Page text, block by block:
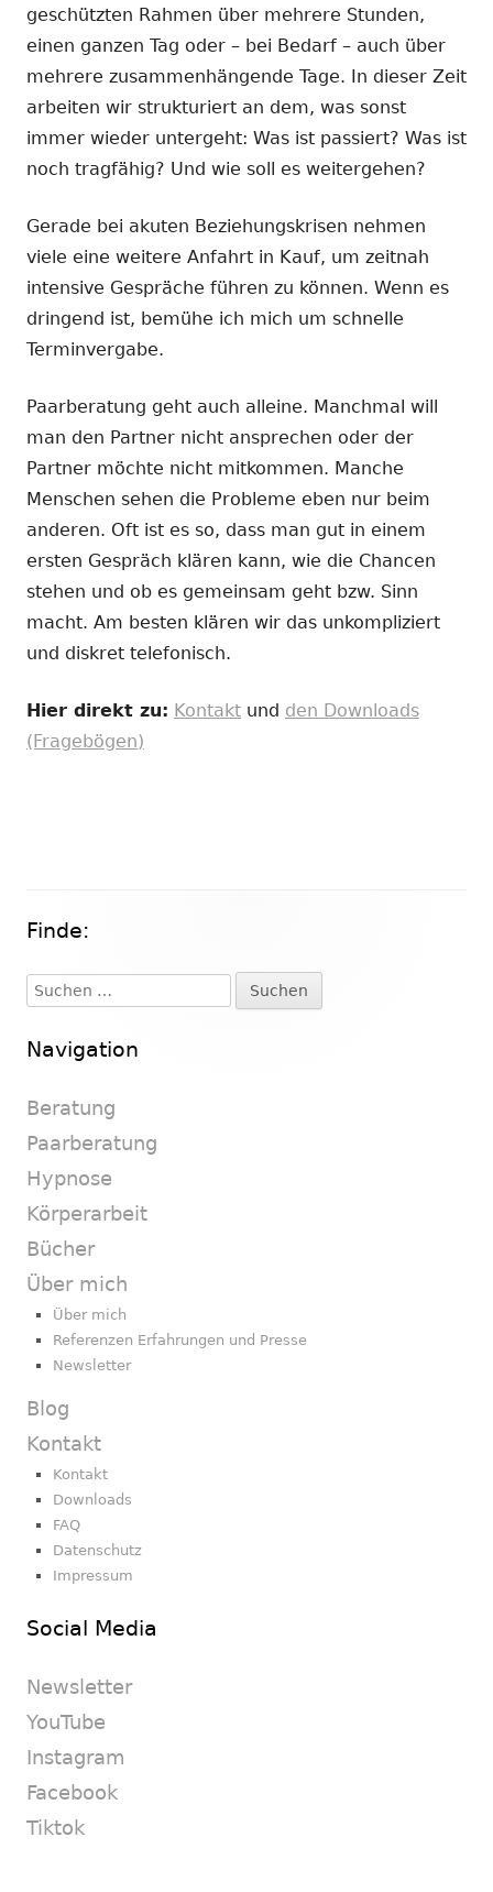
geschützten Rahmen über mehrere Stunden,
einen ganzen Tag oder – bei Bedarf – auch über
mehrere zusammenhängende Tage. In dieser Zeit
arbeiten wir strukturiert an dem, was sonst
immer wieder untergeht: Was ist passiert? Was ist
noch tragfähig? Und wie soll es weitergehen?
Gerade bei akuten Beziehungskrisen nehmen
viele eine weitere Anfahrt in Kauf, um zeitnah
intensive Gespräche führen zu können. Wenn es
dringend ist, bemühe ich mich um schnelle
Terminvergabe.
Paarberatung geht auch alleine. Manchmal will
man den Partner nicht ansprechen oder der
Partner möchte nicht mitkommen. Manche
Menschen sehen die Probleme eben nur beim
anderen. Oft ist es so, dass man gut in einem
ersten Gespräch klären kann, wie die Chancen
stehen und ob es gemeinsam geht bzw. Sinn
macht. Am besten klären wir das unkompliziert
und diskret telefonisch.
Hier direkt zu: Kontakt und den Downloads
(Fragebögen)
Haupt-
Seitenleiste
Finde:
Suchen
nach:
Navigation
Beratung
Paarberatung
Hypnose
Körperarbeit
Bücher
Über mich
Über mich
Referenzen Erfahrungen und Presse
Newsletter
Blog
Kontakt
Kontakt
Downloads
FAQ
Datenschutz
Impressum
Social Media
Newsletter
YouTube
Instagram
Facebook
Tiktok